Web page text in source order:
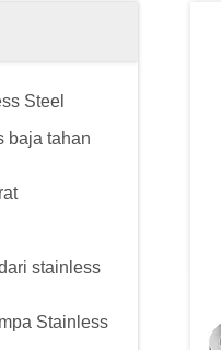
Steel
baja tahan
stainless
Stainless